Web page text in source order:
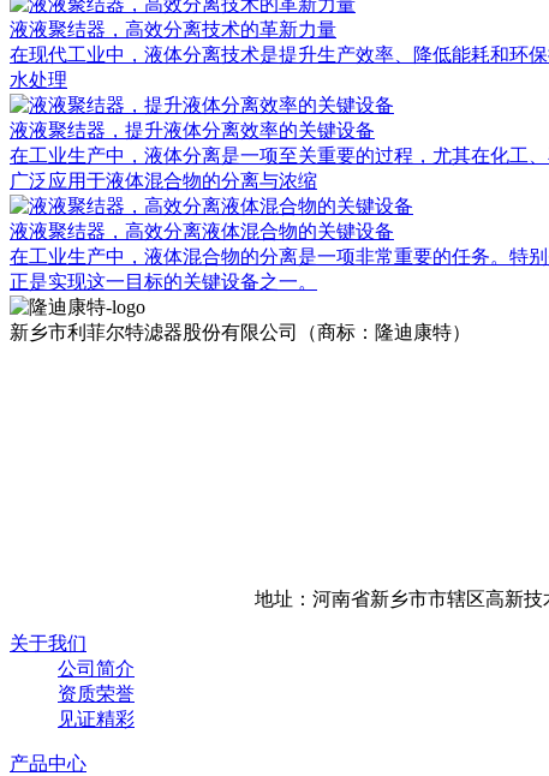
液液聚结器，高效分离技术的革新力量
在现代工业中，液体分离技术是提升生产效率、降低能耗和环
水处理
液液聚结器，提升液体分离效率的关键设备
在工业生产中，液体分离是一项至关重要的过程，尤其在化工
广泛应用于液体混合物的分离与浓缩
液液聚结器，高效分离液体混合物的关键设备
在工业生产中，液体混合物的分离是一项非常重要的任务。特
正是实现这一目标的关键设备之一。
新乡市利菲尔特滤器股份有限公司（商标：隆迪康特）
地址：河南省新乡市市辖区高新
关于我们
公司简介
资质荣誉
见证精彩
产品中心